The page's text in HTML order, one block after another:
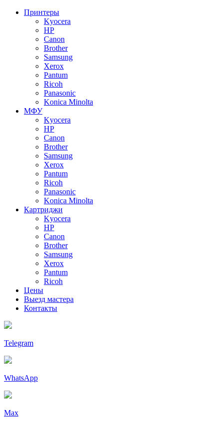
Принтеры
Kyocera
HP
Canon
Brother
Samsung
Xerox
Pantum
Ricoh
Panasonic
Konica Minolta
МФУ
Kyocera
HP
Canon
Brother
Samsung
Xerox
Pantum
Ricoh
Panasonic
Konica Minolta
Картриджи
Kyocera
HP
Canon
Brother
Samsung
Xerox
Pantum
Ricoh
Цены
Выезд мастера
Контакты
Telegram
WhatsApp
Max